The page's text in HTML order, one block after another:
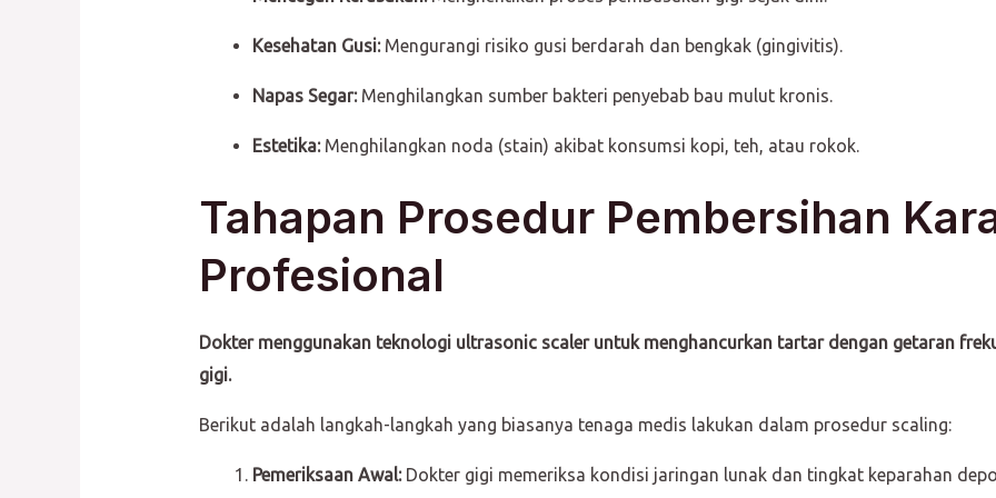
Kesehatan Gusi:Mengurangi risiko gusi berdarah dan bengkak (gingivitis).
Napas Segar:Menghilangkan sumber bakteri penyebab bau mulut kronis.
Estetika:Menghilangkan noda (stain) akibat konsumsi kopi, teh, atau rokok.
Tahapan Prosedur Pembersihan
Profesional
Dokter menggunakan teknologi ultrasonic scaler untuk menghancurkan tartar dengan getaran
gigi.
Berikut adalah langkah-langkah yang biasanya tenaga medis lakukan dalam prosedur scaling:
Pemeriksaan Awal:Dokter gigi memeriksa kondisi jaringan lunak dan tingkat keparahan